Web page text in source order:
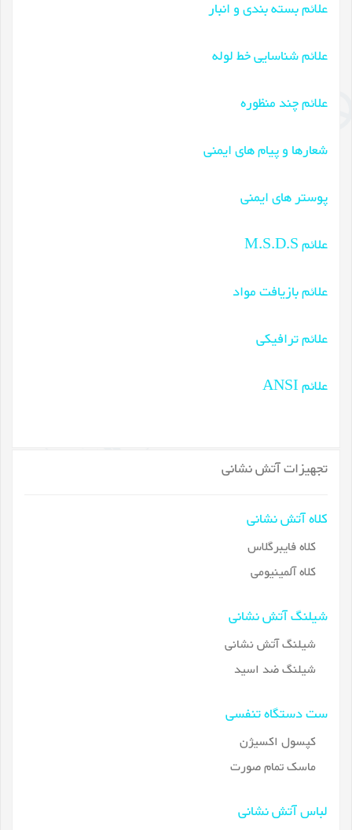
علائم بسته بندی و انبار
علائم شناسایی خط لوله
علائم چند منظوره
شعارها و پیام های ایمنی
پوستر های ایمنی
علائم M.S.D.S
علائم بازیافت مواد
علائم ترافیکی
علائم ANSI
تجهیزات آتش نشانی
کلاه آتش نشانی
کلاه فایبرگلاس
کلاه آلمینیومی
شیلنگ آتش نشانی
شیلنگ آتش نشانی
شیلنگ ضد اسید
ست دستگاه تنفسی
کپسول اکسیژن
ماسک تمام صورت
لباس آتش نشانی